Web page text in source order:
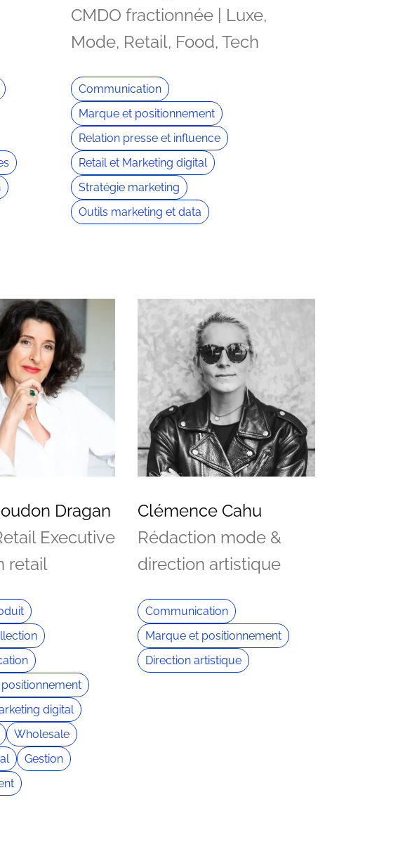
CMDO fractionnée | Luxe,
Mode, Retail, Food, Tech
Communication
Marque et positionnement
Relation presse et influence
Retail et Marketing digital
Stratégie marketing
Outils marketing et data
Dragan
Executive
retail
digital
Wholesale
Gestion
Clémence Cahu
Rédaction mode &
direction artistique
Communication
Marque et positionnement
Direction artistique